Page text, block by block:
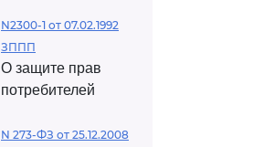
N2300-1 от 07.02.1992
ЗППП
О защите прав
потребителей
N 273-ФЗ от 25.12.2008